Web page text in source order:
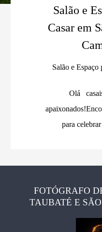
Salão e
Casar em
Salão e Espaço
Olá
para
FOTÓGRAFO
TAUBATÉ E